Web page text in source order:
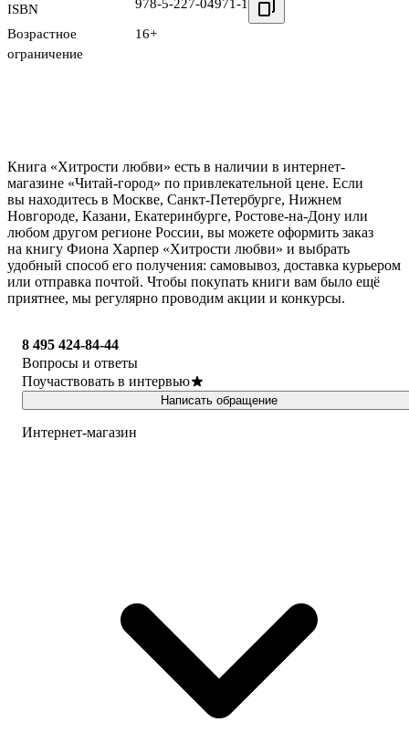
ISBN 978-5-227-04971-1
Возрастное
ограничение
16+
Книга «Хитрости любви» есть в наличии в интернет-
магазине «Читай-город» по привлекательной цене. Если
вы находитесь в Москве, Санкт-Петербурге, Нижнем
Новгороде, Казани, Екатеринбурге, Ростове-на-Дону или
любом другом регионе России, вы можете оформить заказ
на книгу Фиона Харпер «Хитрости любви» и выбрать
удобный способ его получения: самовывоз, доставка курьером
или отправка почтой. Чтобы покупать книги вам было ещё
приятнее, мы регулярно проводим акции и конкурсы.
8 495 424-84-44
Вопросы и ответы
Поучаствовать в интервью
Написать обращение
Интернет-магазин